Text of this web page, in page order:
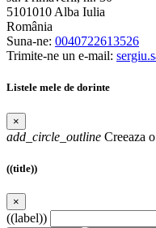
5101010 Alba Iulia
România
Suna-ne: 0040722613526
Trimite-ne un e-mail:
Listele mele de dorinte
×
add_circle_outline Creeaza
((title))
×
((label))